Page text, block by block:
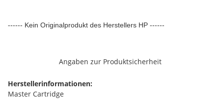
------ Kein Originalprodukt des Herstellers HP ------
Angaben zur Produktsicherheit
Herstellerinformationen:
Master Cartridge